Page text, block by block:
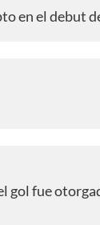
en el debut
gol fue